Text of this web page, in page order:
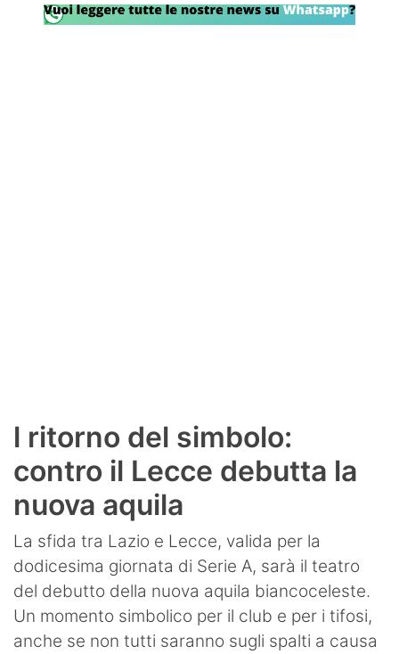
SHOP LAZIO
l ritorno del simbolo:
contro il Lecce debutta la
nuova aquila
La sfida tra Lazio e Lecce, valida per la
dodicesima giornata di Serie A, sarà il teatro
del debutto della nuova aquila biancoceleste.
Un momento simbolico per il club e per i tifosi,
anche se non tutti saranno sugli spalti a causa